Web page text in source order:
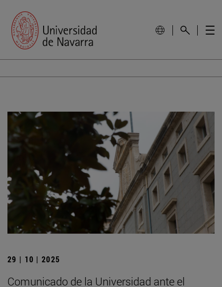
29 | 10 | 2025
Comunicado de la Universidad ante el